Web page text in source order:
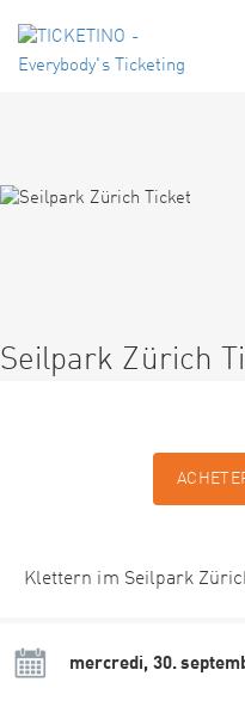
Seilpark Zürich
Klettern im Seilpark
mercredi, 30.